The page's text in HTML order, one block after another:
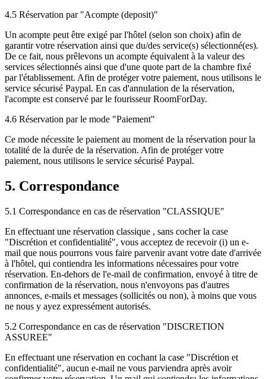
4.5 Réservation par "Acompte (deposit)"
Un acompte peut être exigé par l'hôtel (selon son choix) afin de
garantir votre réservation ainsi que du/des service(s) sélectionné(es).
De ce fait, nous prêlevons un acompte équivalent à la valeur des
services sélectionnés ainsi que d'une quote part de la chambre fixé
par l'établissement. Afin de protéger votre paiement, nous utilisons le
service sécurisé Paypal. En cas d'annulation de la réservation,
l'acompte est conservé par le fourisseur RoomForDay.
4.6 Réservation par le mode "Paiement"
Ce mode nécessite le paiement au moment de la réservation pour la
totalité de la durée de la réservation. Afin de protéger votre
paiement, nous utilisons le service sécurisé Paypal.
5. Correspondance
5.1 Correspondance en cas de réservation "CLASSIQUE"
En effectuant une réservation classique , sans cocher la case
"Discrétion et confidentialité", vous acceptez de recevoir (i) un e-
mail que nous pourrons vous faire parvenir avant votre date d'arrivée
à l'hôtel, qui contiendra les informations nécessaires pour votre
réservation. En-dehors de l'e-mail de confirmation, envoyé à titre de
confirmation de la réservation, nous n'envoyons pas d'autres
annonces, e-mails et messages (sollicités ou non), à moins que vous
ne nous y ayez expressément autorisés.
5.2 Correspondance en cas de réservation "DISCRETION
ASSUREE"
En effectuant une réservation en cochant la case "Discrétion et
confidentialité", aucun e-mail ne vous parviendra après avoir